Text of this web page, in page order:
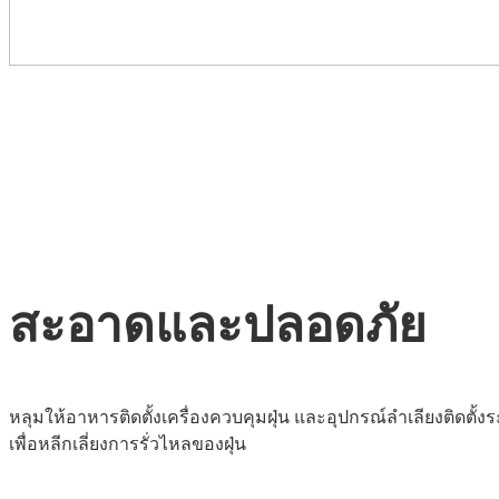
สะอาดและปลอดภัย
หลุมให้อาหารติดตั้งเครื่องควบคุมฝุ่น และอุปกรณ์ลำเลียงติดตั้ง
เพื่อหลีกเลี่ยงการรั่วไหลของฝุ่น